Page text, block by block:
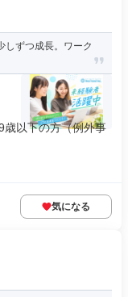
しずつ成長。ワーク
歳以下の方（例外事
気になる